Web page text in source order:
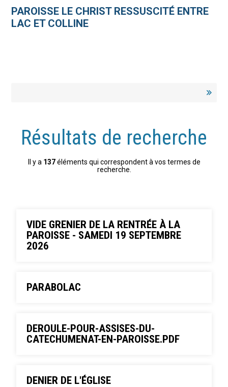
contenu.
personnelsPAROISSE LE CHRIST RESSUSCITÉ ENTRE
LAC ET COLLINE
Résultats de recherche
Il y a 137éléments qui correspondent à vos termes de
recherche.
VIDE GRENIER DE LA RENTRÉE À LA
PAROISSE - SAMEDI 19 SEPTEMBRE
2026
PARABOLAC
DEROULE-POUR-ASSISES-DU-
CATECHUMENAT-EN-PAROISSE.PDF
DENIER DE L'ÉGLISE